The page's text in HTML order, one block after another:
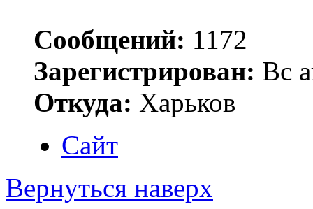
Сообщений: 1172
Зарегистрирован: Вс
Откуда: Харьков
Сайт
Вернуться наверх